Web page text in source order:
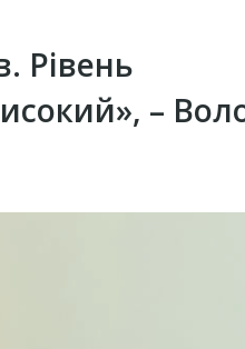
Рівень
–